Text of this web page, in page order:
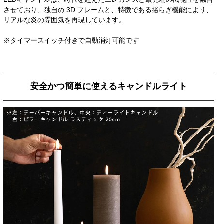
させており、独自の 3D フレームと、特徴である揺らぎ機能により、
リアルな炎の雰囲気を再現しています。
※タイマースイッチ付きで自動消灯可能です
安全かつ簡単に使えるキャンドルライト